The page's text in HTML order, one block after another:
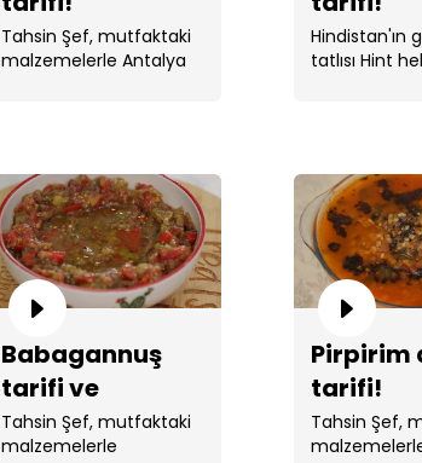
Tahsin Şef, mutfaktaki
malzemelerle Antalya
Hindistan'ın
tatlısı Hint
Babagannuş
tarifi ve
hikayesi!
Tahsin Şef, mutfaktaki
malzemelerle
Pirpirim
tarifi!
Tahsin Şef,